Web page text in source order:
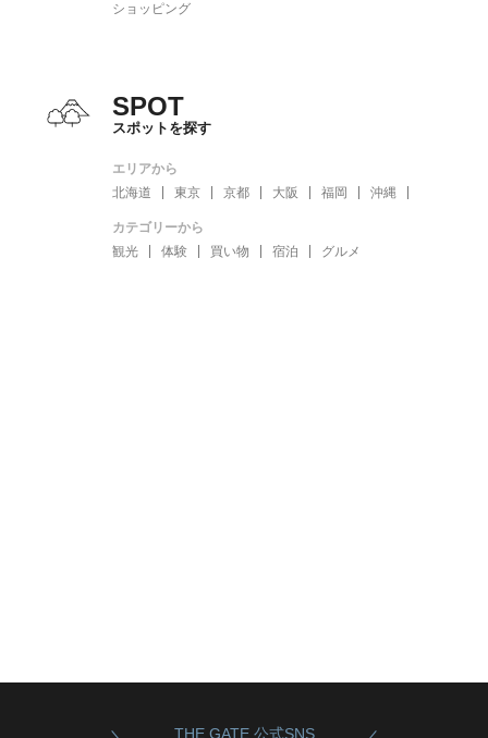
ショッピング
SPOT
スポットを探す
エリアから
北海道
東京 京都 大阪 福岡 沖縄
カテゴリーから
観光
体験 買い物 宿泊 グルメ
THE GATE 公式SNS